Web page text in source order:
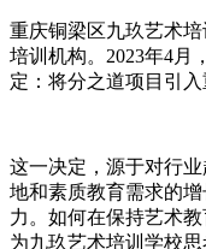
重庆铜梁区九玖艺术
培训机构。2023年4月
定：将分之道项目引入
这一决定，源于对行
地和素质教育需求的
力。如何在保持艺术
为九玖艺术培训学校思